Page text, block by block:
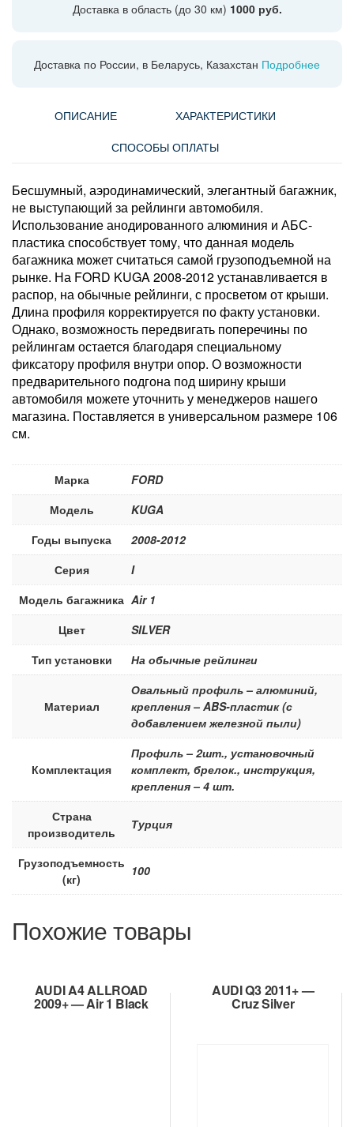
Доставка в область (до 30 км) 1000 руб.
Доставка по России, в Беларусь, Казахстан Подробнее
ОПИСАНИЕ
ХАРАКТЕРИСТИКИ
СПОСОБЫ ОПЛАТЫ
Бесшумный, аэродинамический, элегантный багажник,
не выступающий за рейлинги автомобиля.
Использование анодированного алюминия и АБС-
пластика способствует тому, что данная модель
багажника может считаться самой грузоподъемной на
рынке. На FORD KUGA 2008-2012 устанавливается в
распор, на обычные рейлинги, с просветом от крыши.
Длина профиля корректируется по факту установки.
Однако, возможность передвигать поперечины по
рейлингам остается благодаря специальному
фиксатору профиля внутри опор. О возможности
предварительного подгона под ширину крыши
автомобиля можете уточнить у менеджеров нашего
магазина. Поставляется в универсальном размере 106
см.
Марка
FORD
Модель
KUGA
Годы выпуска
2008-2012
Серия
I
Модель багажника Air 1
Цвет
SILVER
Тип установки
На обычные рейлинги
Материал
Овальный профиль – алюминий,
крепления – ABS-пластик (с
добавлением железной пыли)
Комплектация
Профиль – 2шт., установочный
комплект, брелок., инструкция,
крепления – 4 шт.
Страна
производитель
Турция
Грузоподъемность
(кг)
100
Похожие товары
AUDI A4 ALLROAD
2009+ — Air 1 Black
AUDI Q3 2011+ —
Cruz Silver